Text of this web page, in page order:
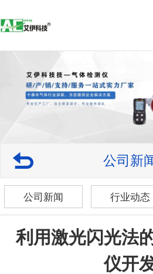
公司新
公司新闻 行业动态
利用激光闪光法
仪开